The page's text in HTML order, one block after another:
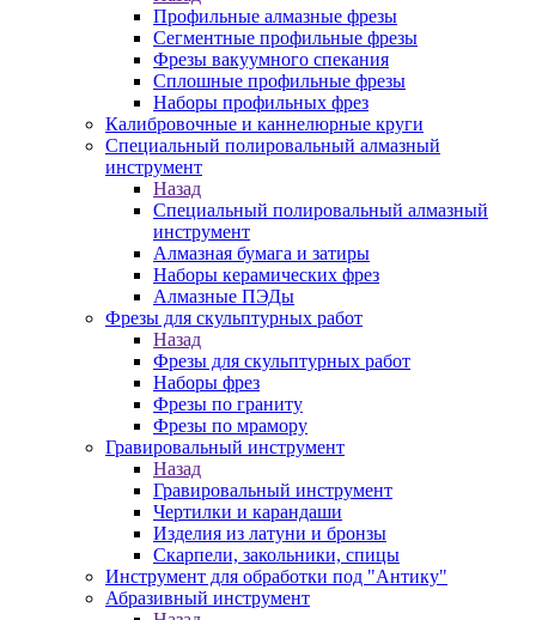
Профильные алмазные фрезы
Сегментные профильные фрезы
Фрезы вакуумного спекания
Сплошные профильные фрезы
Наборы профильных фрез
Калибровочные и каннелюрные круги
Специальный полировальный алмазный
инструмент
Назад
Специальный полировальный алмазный
инструмент
Алмазная бумага и затиры
Наборы керамических фрез
Алмазные ПЭДы
Фрезы для скульптурных работ
Назад
Фрезы для скульптурных работ
Наборы фрез
Фрезы по граниту
Фрезы по мрамору
Гравировальный инструмент
Назад
Гравировальный инструмент
Чертилки и карандаши
Изделия из латуни и бронзы
Скарпели, закольники, спицы
Инструмент для обработки под "Антику"
Абразивный инструмент